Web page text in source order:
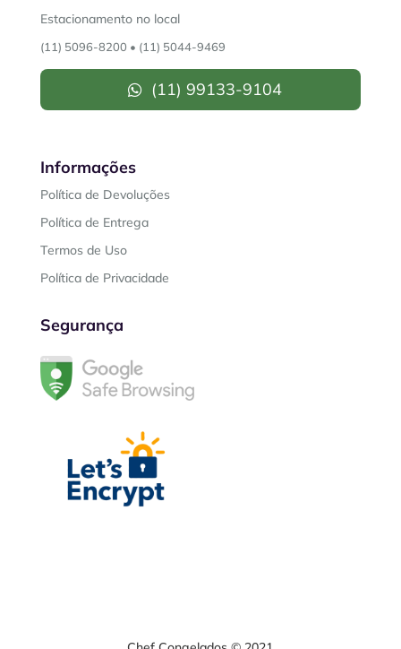
Estacionamento no local
(11) 5096-8200 • (11) 5044-9469
(11) 99133-9104
Informações
Política de Devoluções
Política de Entrega
Termos de Uso
Política de Privacidade
Segurança